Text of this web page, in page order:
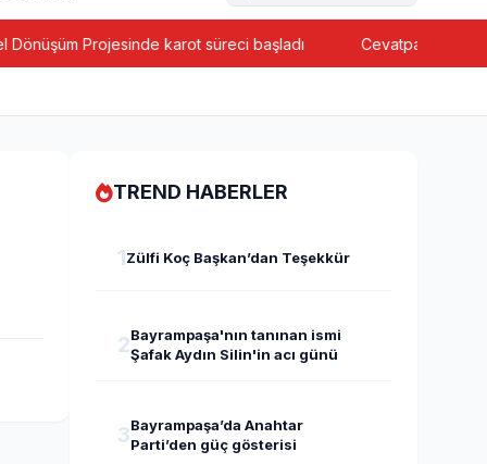
Projesinde karot süreci başladı Cevatpaşa’da ada
TREND HABERLER
1Zülfi Koç Başkan’dan Teşekkür
2Bayrampaşa'nın tanınan ismi
Şafak Aydın Silin'in acı günü
3Bayrampaşa’da Anahtar
Parti’den güç gösterisi